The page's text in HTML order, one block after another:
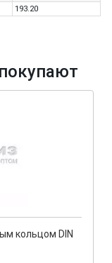
193.20
кольцом DIN